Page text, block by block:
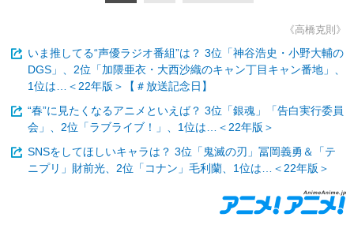
《高橋克則》
いま推してる“声優ラジオ番組”は？ 3位「神谷浩史・小野大輔の
DGS」、2位「加隈亜衣・大西沙織のキャン丁目キャン番地」、
1位は…＜22年版＞【＃放送記念日】
“春”に見たくなるアニメといえば？ 3位「銀魂」「告白実行委員
会」、2位「ラブライブ！」、1位は…＜22年版＞
SNSをしてほしいキャラは？ 3位「鬼滅の刃」冨岡義勇＆「テ
ニプリ」財前光、2位「コナン」毛利蘭、1位は…＜22年版＞